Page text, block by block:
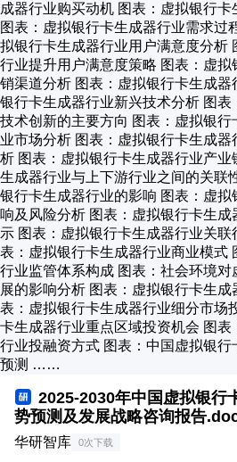
成器行业购买动机 图表：虚拟银行
图表：虚拟银行卡生成器行业需求过
拟银行卡生成器行业用户满意度分析
行业提升用户满意度策略 图表：虚
销渠道分析 图表：虚拟银行卡生成
银行卡生成器行业新兴技术分析 图
技术创新的主要方向 图表：虚拟银
业市场分析 图表：虚拟银行卡生成
析 图表：虚拟银行卡生成器行业产
生成器行业与上下游行业之间的关联
银行卡生成器行业的影响 图表：虚
响及风险分析 图表：虚拟银行卡生
示 图表：虚拟银行卡生成器行业关联
表：虚拟银行卡生成器行业商业模式
行业监管体系构成 图表：社会环境
展的影响分析 图表：虚拟银行卡生成
表：虚拟银行卡生成器行业细分市场
卡生成器行业重点区域投资机会 图
行业投融资方式 图表：中国虚拟银
预测 ……
势预测及发展战略咨询报告
华研智库 0次下载